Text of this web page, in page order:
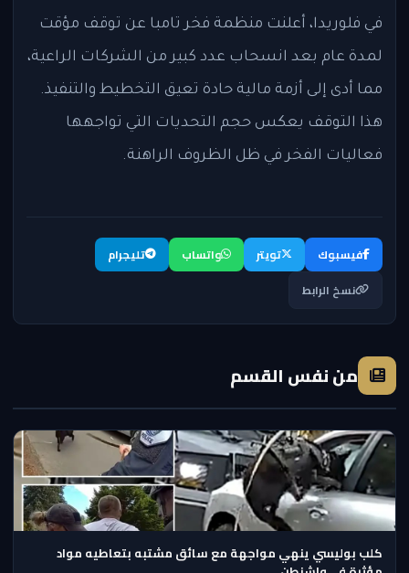
في فلوريدا، أعلنت منظمة فخر تامبا عن توقف مؤقت
لمدة عام بعد انسحاب عدد كبير من الشركات الراعية،
مما أدى إلى أزمة مالية حادة تعيق التخطيط والتنفيذ.
هذا التوقف يعكس حجم التحديات التي تواجهها
فعاليات الفخر في ظل الظروف الراهنة.
فيسبوك تويتر واتساب
تليجرام
نسخ الرابط
من نفس القسم
كلب بوليسي ينهي مواجهة مع سائق مشتبه بتعاطيه مواد